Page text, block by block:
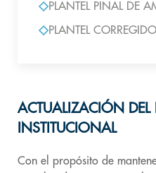
PLANTEL PINAL DE
PLANTEL
ACTUALIZACIÓN DEL
INSTITUCIONAL
Con el propósito de